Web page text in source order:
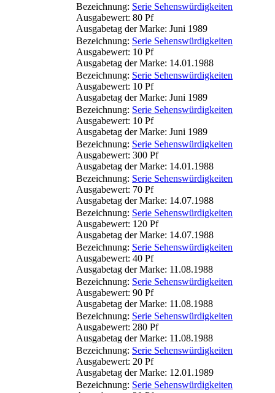
Bezeichnung: Serie Sehenswürdigkeiten
Ausgabewert: 80 Pf
Ausgabetag der Marke: Juni 1989
Bezeichnung: Serie Sehenswürdigkeiten
Ausgabewert: 10 Pf
Ausgabetag der Marke: 14.01.1988
Bezeichnung: Serie Sehenswürdigkeiten
Ausgabewert: 10 Pf
Ausgabetag der Marke: Juni 1989
Bezeichnung: Serie Sehenswürdigkeiten
Ausgabewert: 10 Pf
Ausgabetag der Marke: Juni 1989
Bezeichnung: Serie Sehenswürdigkeiten
Ausgabewert: 300 Pf
Ausgabetag der Marke: 14.01.1988
Bezeichnung: Serie Sehenswürdigkeiten
Ausgabewert: 70 Pf
Ausgabetag der Marke: 14.07.1988
Bezeichnung: Serie Sehenswürdigkeiten
Ausgabewert: 120 Pf
Ausgabetag der Marke: 14.07.1988
Bezeichnung: Serie Sehenswürdigkeiten
Ausgabewert: 40 Pf
Ausgabetag der Marke: 11.08.1988
Bezeichnung: Serie Sehenswürdigkeiten
Ausgabewert: 90 Pf
Ausgabetag der Marke: 11.08.1988
Bezeichnung: Serie Sehenswürdigkeiten
Ausgabewert: 280 Pf
Ausgabetag der Marke: 11.08.1988
Bezeichnung: Serie Sehenswürdigkeiten
Ausgabewert: 20 Pf
Ausgabetag der Marke: 12.01.1989
Bezeichnung: Serie Sehenswürdigkeiten